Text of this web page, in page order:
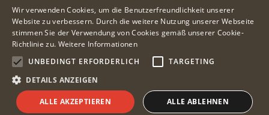
© 2026 Pinto - Alle Inhalte und Bilder sind urheberrechtlich geschützt.
Bildmaterial teilweise mit freundlicher Genehmigung unserer
Partnerlodges. Eine Nutzung ohne schriftliche Zustimmung ist nicht
gestattet.
Safari planen
Wir verwenden Cookies, um die Benutzerfreundlichkeit unserer
Website zu verbessern. Durch die weitere Nutzung unserer Webseite
stimmen Sie der Verwendung von Cookies gemäß unserer Cookie-
Richtlinie zu. Weitere Informationen
UNBEDINGT ERFORDERLICH
TARGETING
DETAILS ANZEIGEN
ALLE AKZEPTIEREN ALLE ABLEHNEN